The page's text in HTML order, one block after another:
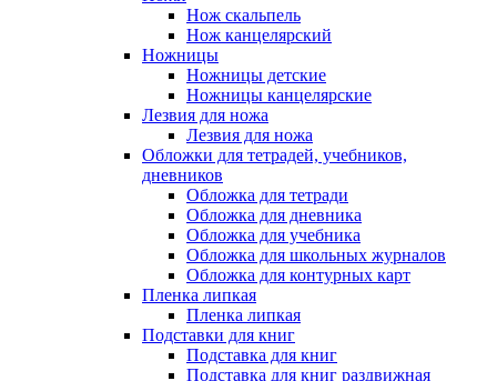
Нож скальпель
Нож канцелярский
Ножницы
Ножницы детские
Ножницы канцелярские
Лезвия для ножа
Лезвия для ножа
Обложки для тетрадей, учебников,
дневников
Обложка для тетради
Обложка для дневника
Обложка для учебника
Обложка для школьных журналов
Обложка для контурных карт
Пленка липкая
Пленка липкая
Подставки для книг
Подставка для книг
Подставка для книг раздвижная